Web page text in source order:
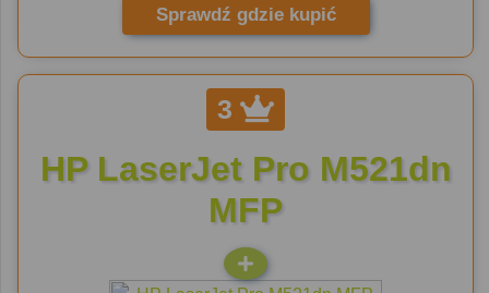
Sprawdź gdzie kupić
3
HP LaserJet Pro M521dn
MFP